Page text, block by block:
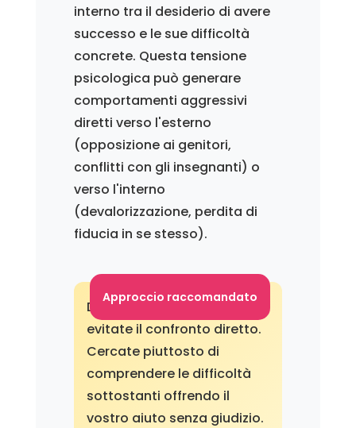
interno tra il desiderio di avere
successo e le sue difficoltà
concrete. Questa tensione
psicologica può generare
comportamenti aggressivi
diretti verso l'esterno
(opposizione ai genitori,
conflitti con gli insegnanti) o
verso l'interno
(devalorizzazione, perdita di
fiducia in se stesso).
Approccio raccomandato
Di fronte all'opposizione,
evitate il confronto diretto.
Cercate piuttosto di
comprendere le difficoltà
sottostanti offrendo il
vostro aiuto senza giudizio.